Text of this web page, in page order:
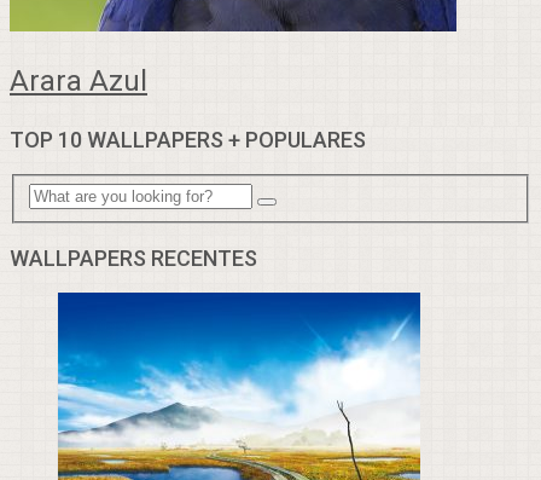
Arara Azul
TOP 10 WALLPAPERS + POPULARES
WALLPAPERS RECENTES